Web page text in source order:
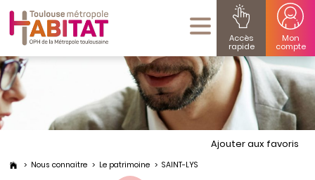
Accès
rapide
Mon
compte
Nous connaitre Le patrimoine SAINT-LYS
Ajouter aux favoris